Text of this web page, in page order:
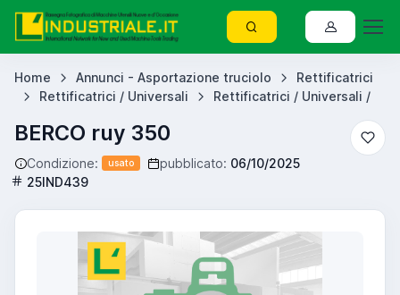
Home Annunci - Asportazione truciolo
Rettificatrici
Rettificatrici / Universali
Rettificatrici / Universali /
BERCO ruy 350
Condizione: usato pubblicato: 06/10/2025
25IND439